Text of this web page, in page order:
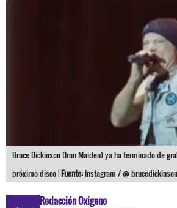
Bruce Dickinson (Iron Maiden) ya ha terminado de
próximo disco |Fuente: Instagram / @
Redacción Oxigeno